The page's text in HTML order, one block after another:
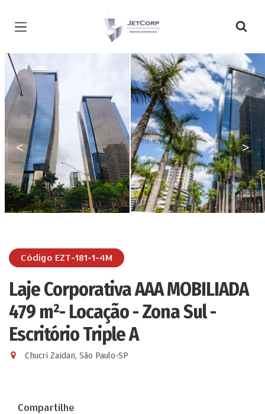
Página inicial
< >
Código EZT-181-1-4M
Laje Corporativa AAA MOBILIADA
479 m²- Locação - Zona Sul -
Escritório Triple A
Chucri Zaidan, São Paulo-SP
Compartilhe